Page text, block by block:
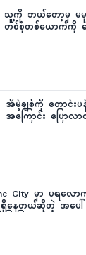
သူ့ကို ဘယ်တော့မှ မ
တစ်စုံတစ်ယောက်ကို ပ
အိမ့်ချစ်ကို တောင်း
အကြောင်း ပြော
City မှာ ပရလော
နေတယ်ဆိုတဲ့ အပေ